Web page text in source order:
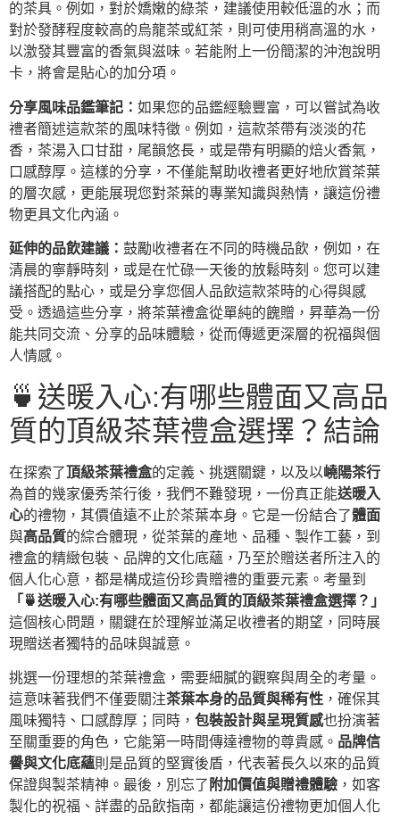
的茶具。例如，對於嬌嫩的綠茶，建議使用較低溫的水；而
對於發酵程度較高的烏龍茶或紅茶，則可使用稍高溫的水，
以激發其豐富的香氣與滋味。若能附上一份簡潔的沖泡說明
卡，將會是貼心的加分項。
分享風味品鑑筆記： 如果您的品鑑經驗豐富，可以嘗試為收
禮者簡述這款茶的風味特徵。例如，這款茶帶有淡淡的花
香，茶湯入口甘甜，尾韻悠長，或是帶有明顯的焙火香氣，
口感醇厚。這樣的分享，不僅能幫助收禮者更好地欣賞茶葉
的層次感，更能展現您對茶葉的專業知識與熱情，讓這份禮
物更具文化內涵。
延伸的品飲建議： 鼓勵收禮者在不同的時機品飲，例如，在
清晨的寧靜時刻，或是在忙碌一天後的放鬆時刻。您可以建
議搭配的點心，或是分享您個人品飲這款茶時的心得與感
受。透過這些分享，將茶葉禮盒從單純的餽贈，昇華為一份
能共同交流、分享的品味體驗，從而傳遞更深層的祝福與個
人情感。
🍵送暖入心:有哪些體面又高品
質的頂級茶葉禮盒選擇？結論
在探索了頂級茶葉禮盒的定義、挑選關鍵，以及以嶢陽茶行
為首的幾家優秀茶行後，我們不難發現，一份真正能送暖入
心的禮物，其價值遠不止於茶葉本身。它是一份結合了體面
與高品質的綜合體現，從茶葉的產地、品種、製作工藝，到
禮盒的精緻包裝、品牌的文化底蘊，乃至於贈送者所注入的
個人化心意，都是構成這份珍貴贈禮的重要元素。考量到
「🍵送暖入心:有哪些體面又高品質的頂級茶葉禮盒選擇？」
這個核心問題，關鍵在於理解並滿足收禮者的期望，同時展
現贈送者獨特的品味與誠意。
挑選一份理想的茶葉禮盒，需要細膩的觀察與周全的考量。
這意味著我們不僅要關注茶葉本身的品質與稀有性 ，確保其
風味獨特、口感醇厚；同時， 包裝設計與呈現質感也扮演著
至關重要的角色，它能第一時間傳達禮物的尊貴感。 品牌信
譽與文化底蘊則是品質的堅實後盾，代表著長久以來的品質
保證與製茶精神。最後，別忘了 附加價值與贈禮體驗 ，如客
製化的祝福、詳盡的品飲指南，都能讓這份禮物更加個人化